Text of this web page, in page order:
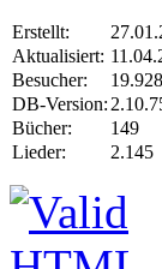
Erstellt:
Aktualisiert:
Besucher:
DB-Version:
Bücher:
149
Lieder:
2.145